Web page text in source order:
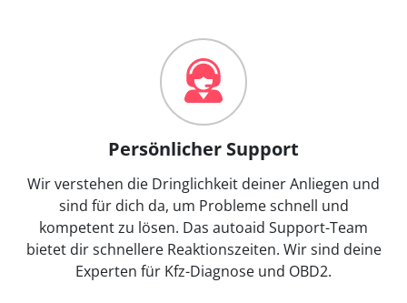
Persönlicher Support
Wir verstehen die Dringlichkeit deiner Anliegen und
sind für dich da, um Probleme schnell und
kompetent zu lösen. Das autoaid Support-Team
bietet dir schnellere Reaktionszeiten. Wir sind deine
Experten für Kfz-Diagnose und OBD2.